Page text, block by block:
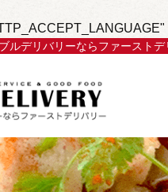
ルデリバリーならファーストデ